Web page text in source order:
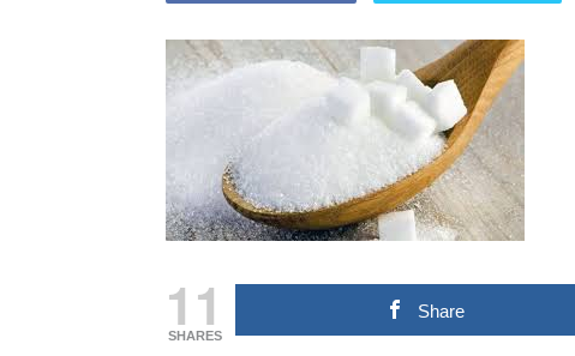
11
SHARES
Share